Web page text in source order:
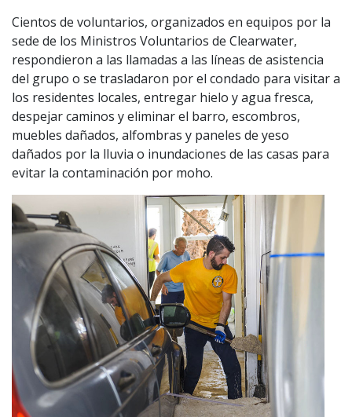
Cientos de voluntarios, organizados en equipos por la
sede de los Ministros Voluntarios de Clearwater,
respondieron a las llamadas a las líneas de asistencia
del grupo o se trasladaron por el condado para visitar a
los residentes locales, entregar hielo y agua fresca,
despejar caminos y eliminar el barro, escombros,
muebles dañados, alfombras y paneles de yeso
dañados por la lluvia o inundaciones de las casas para
evitar la contaminación por moho.